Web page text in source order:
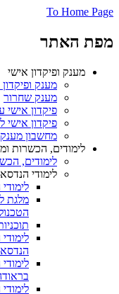
To Home Page
מפת האתר
מענק ופיקדון אישי
מענק
מענק שחרור
פיקדון אישי עד 5 שנים מיום
פיקדון אישי לאחר 5 שנים
מחשבון מענק
לימודים, הכשרות
לימודים,
לימודי
מלגת